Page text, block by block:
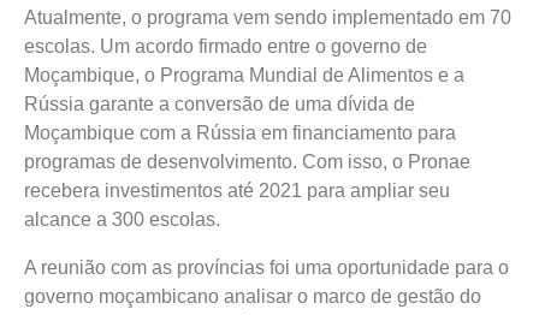
Atualmente, o programa vem sendo implementado em 70
escolas. Um acordo firmado entre o governo de
Moçambique, o Programa Mundial de Alimentos e a
Rússia garante a conversão de uma dívida de
Moçambique com a Rússia em financiamento para
programas de desenvolvimento. Com isso, o Pronae
recebera investimentos até 2021 para ampliar seu
alcance a 300 escolas.
A reunião com as províncias foi uma oportunidade para o
governo moçambicano analisar o marco de gestão do